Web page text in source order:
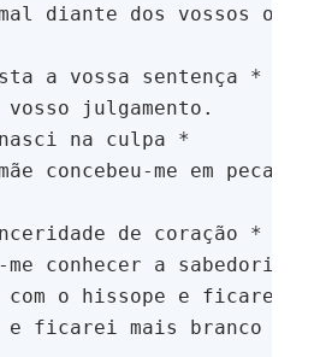
diante dos vossos
a vossa sentença *
vosso julgamento.
nasci na culpa *
concebeu-me em pecado.
de coração *
me conhecer a sabedoria
com o hissope e ficarei
e ficarei mais branco do